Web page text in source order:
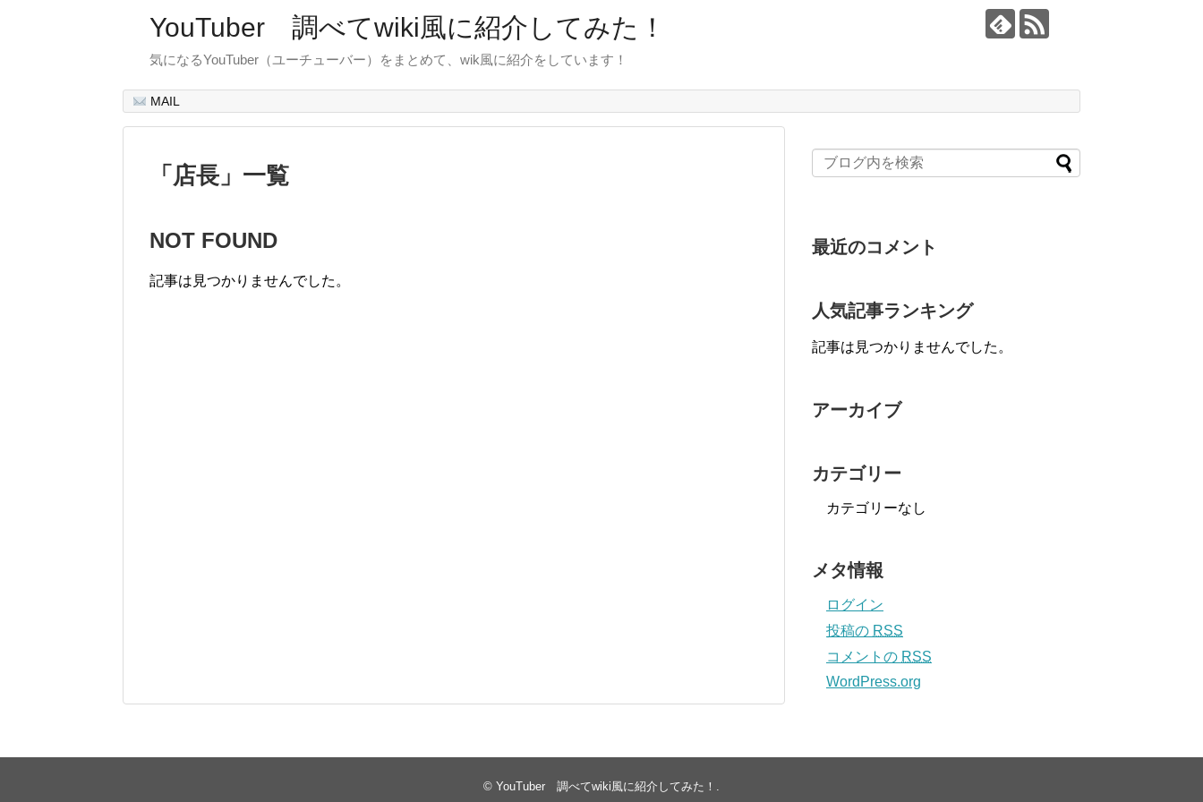
YouTuber 調べてwiki風に紹介してみた！
気になるYouTuber（ユーチューバー）をまとめて、wik風に紹介をしています！
MAIL
「 店長 」 一覧
NOT FOUND
記事は見つかりませんでした。
最近のコメント
人気記事ランキング
記事は見つかりませんでした。
アーカイブ
カテゴリー
カテゴリーなし
メタ情報
ログイン
投稿の RSS
コメントの RSS
WordPress.org
© YouTuber 調べてwiki風に紹介してみた！ .